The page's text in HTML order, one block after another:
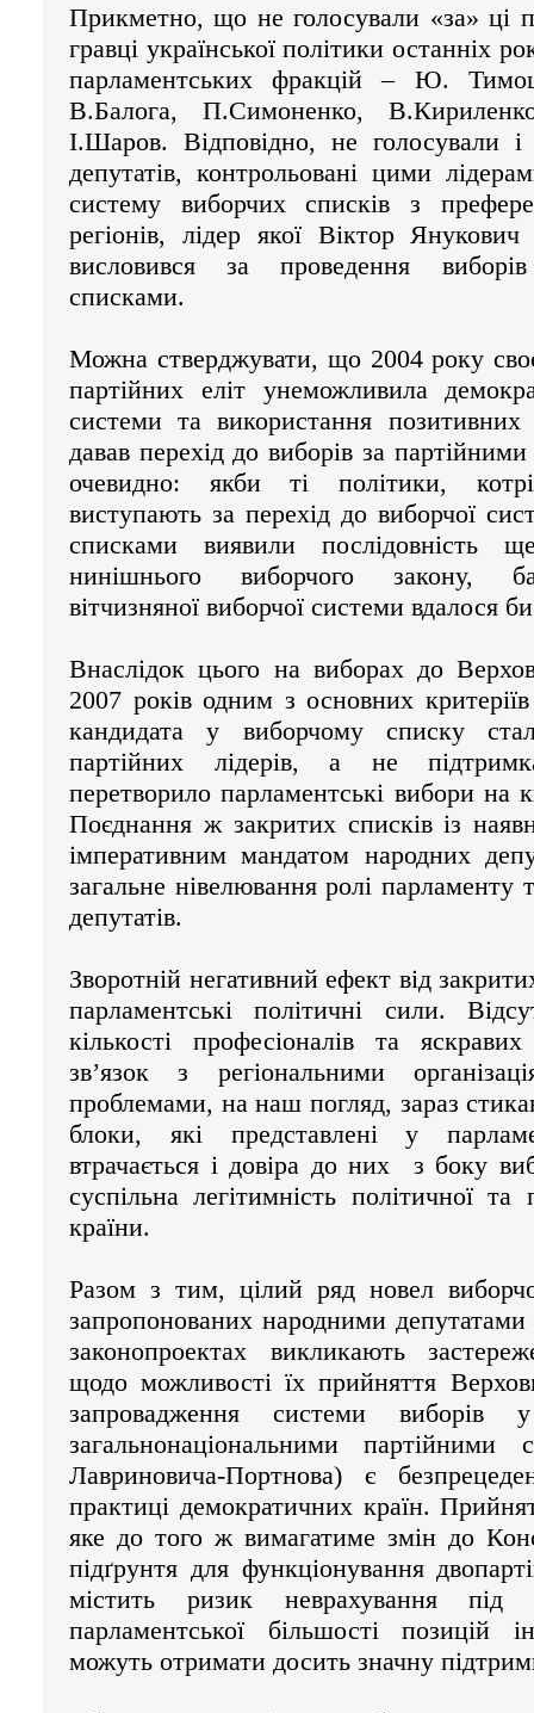
Прикметно, що не голосували «за» ці
гравці української політики останніх
парламентських фракцій – Ю.
В.Балога, П.Симоненко,
І.Шаров. Відповідно, не голосували
депутатів, контрольовані цими
систему виборчих списків з
регіонів, лідер якої Віктор
висловився за проведення
списками.
Можна стверджувати, що 2004 року
партійних еліт унеможливила
системи та використання
давав перехід до виборів за
очевидно: якби ті політики,
виступають за перехід до виборчої
списками виявили послідовність
нинішнього виборчого закону,
вітчизняної виборчої системи вдалося
Внаслідок цього на виборах до
2007 років одним з основних
кандидата у виборчому списку
партійних лідерів, а не
перетворило парламентські вибори на
Поєднання ж закритих списків із
імперативним мандатом народних
загальне нівелювання ролі парламенту
депутатів.
Зворотній негативний ефект від
парламентські політичні сили.
кількості професіоналів та
зв’язок з регіональними
проблемами, на наш погляд, зараз
блоки, які представлені у
втрачається і довіра до них з боку
суспільна легітимність політичної та
країни.
Разом з тим, цілий ряд новел
запропонованих народними
законопроектах викликають
щодо можливості їх прийняття
запровадження системи
загальнонаціональними партійними
Лавриновича-Портнова) є
практиці демократичних країн.
яке до того ж вимагатиме змін до
підґрунтя для функціонування
містить ризик неврахування під
парламентської більшості позицій
можуть отримати досить значну